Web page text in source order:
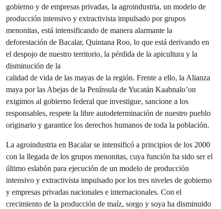
gobierno y de empresas privadas, la agroindustria, un modelo de
producción intensivo y extractivista impulsado por grupos
menonitas, está intensificando de manera alarmante la
deforestación de Bacalar, Quintana Roo, lo que está derivando en
el despojo de nuestro territorio, la pérdida de la apicultura y la
disminución de la
calidad de vida de las mayas de la región. Frente a ello, la Alianza
maya por las Abejas de la Península de Yucatán Kaabnalo’on
exigimos al gobierno federal que investigue, sancione a los
responsables, respete la libre autodeterminación de nuestro pueblo
originario y garantice los derechos humanos de toda la población.
La agroindustria en Bacalar se intensificó a principios de los 2000
con la llegada de los grupos menonitas, cuya función ha sido ser el
último eslabón para ejecución de un modelo de producción
intensivo y extractivista impulsado por los tres niveles de gobierno
y empresas privadas nacionales e internacionales. Con el
crecimiento de la producción de maíz, sorgo y soya ha disminuido